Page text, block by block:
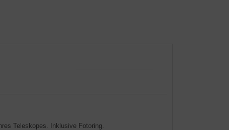
Teleskopes. Inklusive Fotoring.